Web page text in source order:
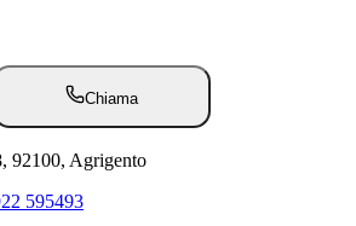
Chiama
92100, Agrigento
595493